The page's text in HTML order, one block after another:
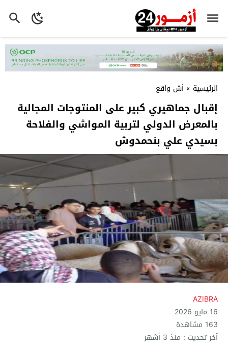
الرئيسية » أش واقع
إقبال جماهيري كبير على المنتوجات المجالية
بالمعرض الدولي لتربية المواشي والفلاحة
بسيدي علي بنحمدوش
AZIBRA
16 مايو 2026
163 مشاهدة
آخر تحديث : منذ 3 أشهر